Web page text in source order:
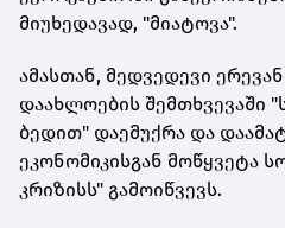
მიუხედავად, "მიატოვა".
ამასთან, მედვედევი
დაახლოების შემთხვევაში
ბედით" დაემუქრა და
ეკონომიკისგან მოწყვეტა
კრიზისს" გამოიწვევს.